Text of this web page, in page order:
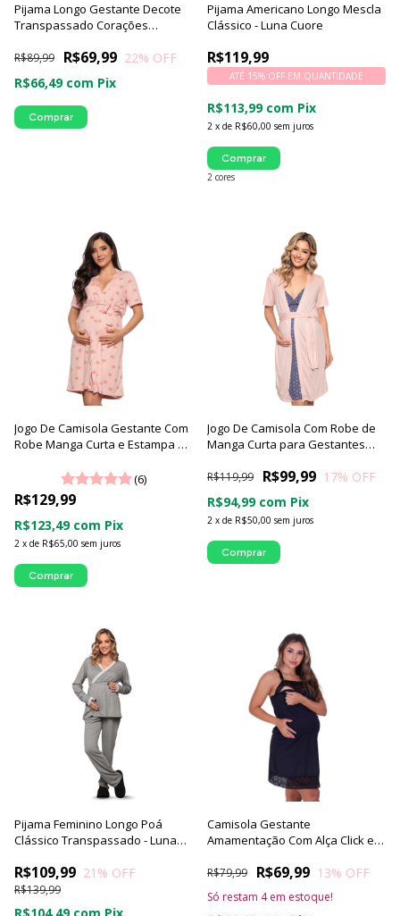
Pijama Longo Gestante Decote
Transpassado Corações
R$69,99
R$89,99 22% OFF
R$66,49 com Pix
Comprar
Pijama Americano Longo Mescla
Clássico - Luna Cuore
R$119,99
2 x de R$60,00 sem juros
ATÉ 15% OFF EM QUANTIDADE
R$113,99 com Pix
2 cores
Comprar
Jogo De Camisola Gestante Com
Robe Manga Curta e Estampa de
(6)
R$129,99
2 x de R$65,00 sem juros
R$123,49 com Pix
Comprar
Jogo De Camisola Com Robe de
Manga Curta para Gestantes
Luna CuoreR$99,99
R$119,99 17% OFF
2 x de R$50,00 sem juros
R$94,99 com Pix
Comprar
Pijama Feminino Longo Poá
Clássico Transpassado - Luna
R$109,99
R$139,99
21 % OFF
Camisola Gestante
Amamentação Com Alça Click e
R$69,99
R$79,99 13% OFF
Só restam 4em estoque!